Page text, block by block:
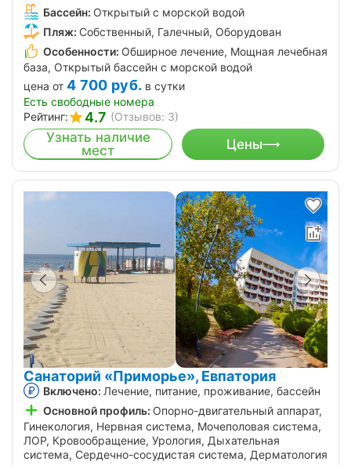
Бассейн: Открытый с морской водой
Пляж: Собственный, Галечный, Оборудован
Особенности: Обширное лечение, Мощная лечебная
база, Открытый бассейн с морской водой
цена от 4 700 руб. в сутки
Есть свободные номера
Рейтинг:
4.7 (Отзывов: 3)
Узнать наличие
мест
Цены
Санаторий «Приморье», Евпатория
Включено: Лечение, питание, проживание, бассейн
Основной профиль: Опорно-двигательный аппарат,
Гинекология, Нервная система, Мочеполовая система,
ЛОР, Кровообращение, Урология, Дыхательная
система, Сердечно-сосудистая система, Дерматология